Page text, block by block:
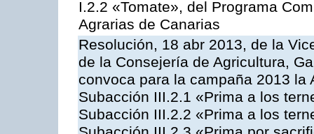
I.2.2 «Tomate», del Programa
Agrarias de Canarias
Resolución, 18 abr 2013, de la
de la Consejería de Agricultura,
convoca para la campaña 2013
Subacción III.2.1 «Prima a los
Subacción III.2.2 «Prima a los